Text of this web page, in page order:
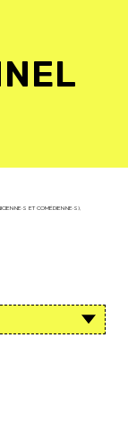
ET COMÉDIEN·NE·S),